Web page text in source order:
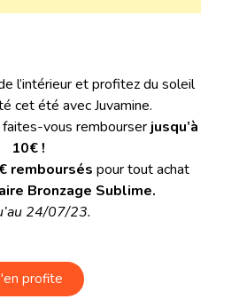
l’intérieur et profitez du soleil
cet été avec Juvamine.
vous rembourser jusqu’à
10€ !
remboursés pour tout achat
Bronzage Sublime.
24/07/23.
profite